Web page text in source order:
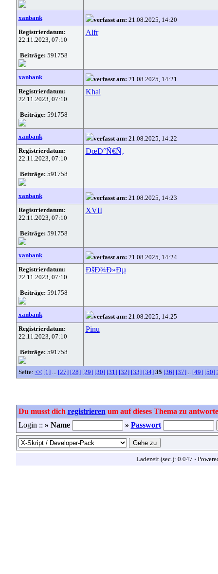
xanbank verfasst am: 21.08.2025, 14:20
Registrierdatum:
22.11.2023, 07:10
Beiträge: 591758
Alfr
xanbank verfasst am: 21.08.2025, 14:21
Registrierdatum:
22.11.2023, 07:10
Beiträge: 591758
Khal
xanbank verfasst am: 21.08.2025, 14:22
Registrierdatum:
22.11.2023, 07:10
Beiträge: 591758
ÐœÐ°Ñ€Ñ‚
xanbank verfasst am: 21.08.2025, 14:23
Registrierdatum:
22.11.2023, 07:10
Beiträge: 591758
XVII
xanbank verfasst am: 21.08.2025, 14:24
Registrierdatum:
22.11.2023, 07:10
Beiträge: 591758
ÐšÐ¾Ð»Ðµ
xanbank verfasst am: 21.08.2025, 14:25
Registrierdatum:
22.11.2023, 07:10
Beiträge: 591758
Pinu
Seite: << [1]... [27] [28] [29] [30] [31] [32] [33] [34] 35 [36] [37].. [49] [50]
Du musst dich registrieren um auf dieses Thema zu
Login :: » Name » Passwort
Ladezeit (sec.): 0.047 ·